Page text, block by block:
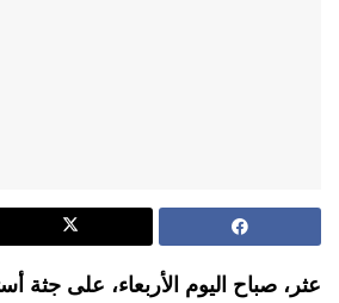
عثر، صباح اليوم الأربعاء، على جثة